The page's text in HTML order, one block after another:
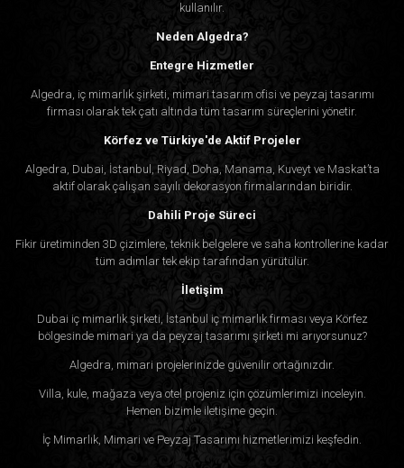
kullanılır.
Neden Algedra?
Entegre Hizmetler
Algedra, iç mimarlık şirketi, mimari tasarım ofisi ve peyzaj tasarımı
firması olarak tek çatı altında tüm tasarım süreçlerini yönetir.
Körfez ve Türkiye'de Aktif Projeler
Algedra, Dubai, İstanbul, Riyad, Doha, Manama, Kuveyt ve Maskat’ta
aktif olarak çalışan sayılı dekorasyon firmalarından biridir.
Dahili Proje Süreci
Fikir üretiminden 3D çizimlere, teknik belgelere ve saha kontrollerine kadar
tüm adımlar tek ekip tarafından yürütülür.
İletişim
Dubai iç mimarlık şirketi, İstanbul iç mimarlık firması veya Körfez
bölgesinde mimari ya da peyzaj tasarımı şirketi mi arıyorsunuz?
Algedra, mimari projelerinizde güvenilir ortağınızdır.
Villa, kule, mağaza veya otel projeniz için çözümlerimizi inceleyin.
Hemen bizimle iletişime geçin.
İç Mimarlık, Mimari ve Peyzaj Tasarımı hizmetlerimizi keşfedin.